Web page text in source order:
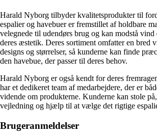
Harald Nyborg tilbyder kvalitetsprodukter til
espalier og havebuer er fremstillet af holdbare
velegnede til udendørs brug og kan modstå
deres æstetik. Deres sortiment omfatter en bred
designs og størrelser, så kunderne kan finde
den havebue, der passer til deres behov.
Harald Nyborg er også kendt for deres
har et dedikeret team af medarbejdere, der er
vidende om produkterne. Kunderne kan stole
vejledning og hjælp til at vælge det rigtige
Brugeranmeldelser